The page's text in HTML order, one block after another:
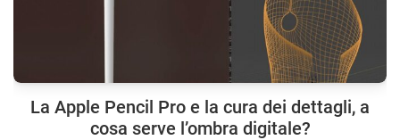
La Apple Pencil Pro e la cura dei dettagli, a
cosa serve l’ombra digitale?